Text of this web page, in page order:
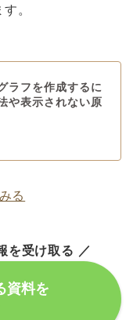
。
ラフを作成するに
や表示されない原
る
を受け取る ／
資料を